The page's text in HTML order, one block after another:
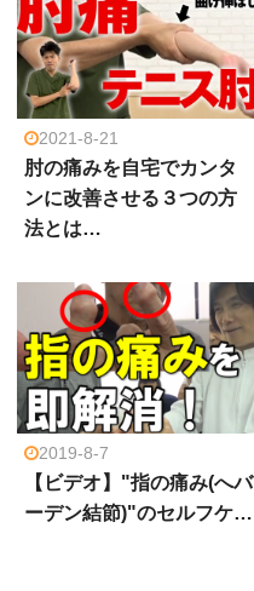
2021-8-21
肘の痛みを自宅でカンタ
ンに改善させる３つの方
法とは…
2019-8-7
【ビデオ】"指の痛み(へバ
ーデン結節)"のセルフケ…